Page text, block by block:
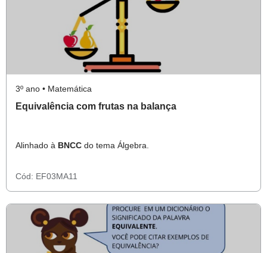
3º ano • Matemática
Equivalência com frutas na balança
Alinhado à BNCC do tema Álgebra.
Cód: EF03MA11